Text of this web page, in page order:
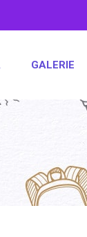
GALERIE